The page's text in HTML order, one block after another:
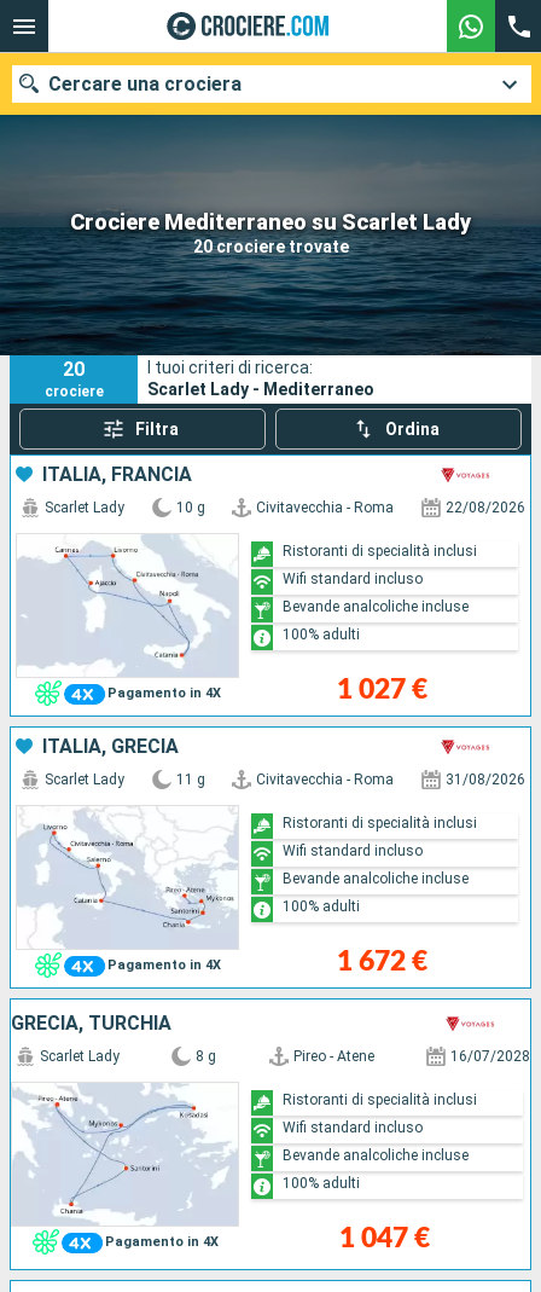
Crociere Mediterraneo su Scarlet Lady
20 crociere trovate
Cercare una crociera
Le nostre destinazioni
Mesi di partenza
Porti Compagnie
Ricerca
20
crociere
I tuoi criteri di ricerca:
Scarlet Lady - Mediterraneo
Filtra Ordina
ITALIA, FRANCIA
Pagamento in 4X
Scarlet Lady 10 g Civitavecchia - Roma 22/08/2026
1 027 €
Ristoranti di specialità inclusi
Wifi standard incluso
Bevande analcoliche incluse
100% adulti
ITALIA, GRECIA
Pagamento in 4X
Scarlet Lady 11 g Civitavecchia - Roma 31/08/2026
1 672 €
Ristoranti di specialità inclusi
Wifi standard incluso
Bevande analcoliche incluse
100% adulti
GRECIA, TURCHIA
Pagamento in 4X
Scarlet Lady 8 g Pireo - Atene 16/07/2028
1 047 €
Ristoranti di specialità inclusi
Wifi standard incluso
Bevande analcoliche incluse
100% adulti